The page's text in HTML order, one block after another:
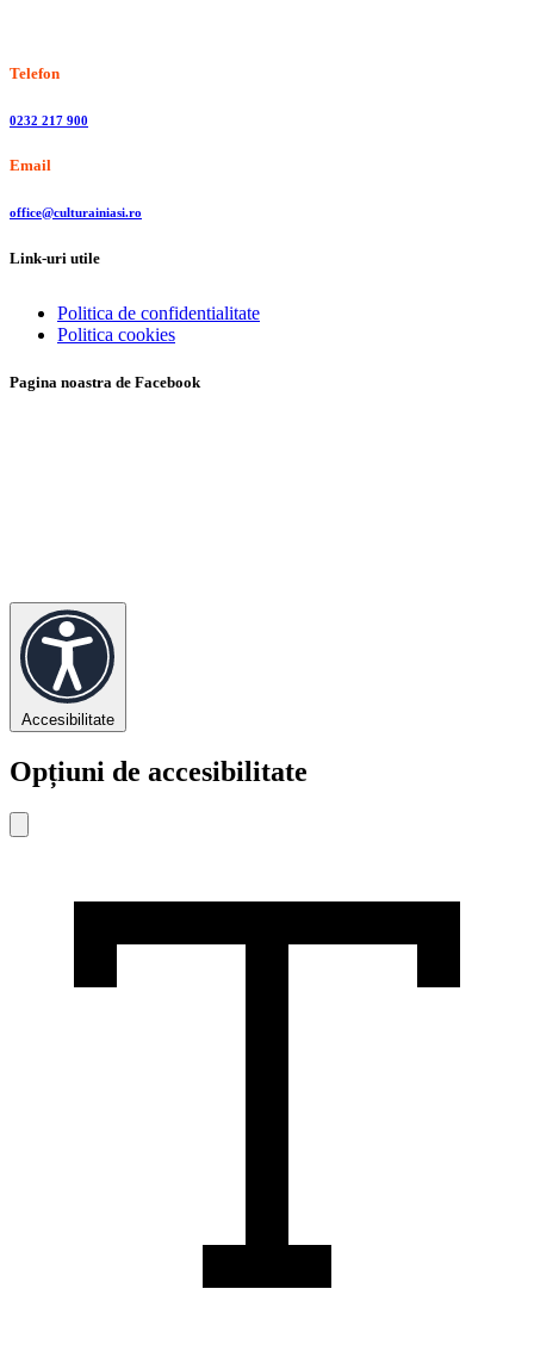
Telefon
0232 217 900
Email
office@culturainiasi.ro
Link-uri utile
Politica de confidentialitate
Politica cookies
Pagina noastra de Facebook
Accesibilitate
Opțiuni de accesibilitate